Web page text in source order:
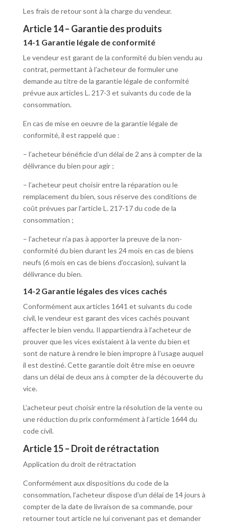
Les frais de retour sont à la charge du vendeur.
Article 14 – Garantie des produits
14-1 Garantie légale de conformité
Le vendeur est garant de la conformité du bien vendu au
contrat, permettant à l’acheteur de formuler une
demande au titre de la garantie légale de conformité
prévue aux articles L. 217-3 et suivants du code de la
consommation.
En cas de mise en oeuvre de la garantie légale de
conformité, il est rappelé que :
– l’acheteur bénéficie d’un délai de 2 ans à compter de la
délivrance du bien pour agir ;
– l’acheteur peut choisir entre la réparation ou le
remplacement du bien, sous réserve des conditions de
coût prévues par l’article L. 217-17 du code de la
consommation ;
– l’acheteur n’a pas à apporter la preuve de la non-
conformité du bien durant les 24 mois en cas de biens
neufs (6 mois en cas de biens d’occasion), suivant la
délivrance du bien.
14-2 Garantie légales des vices cachés
Conformément aux articles 1641 et suivants du code
civil, le vendeur est garant des vices cachés pouvant
affecter le bien vendu. Il appartiendra à l’acheteur de
prouver que les vices existaient à la vente du bien et
sont de nature à rendre le bien impropre à l’usage auquel
il est destiné. Cette garantie doit être mise en oeuvre
dans un délai de deux ans à compter de la découverte du
vice.
L’acheteur peut choisir entre la résolution de la vente ou
une réduction du prix conformément à l’article 1644 du
code civil.
Article 15 – Droit de rétractation
Application du droit de rétractation
Conformément aux dispositions du code de la
consommation, l’acheteur dispose d’un délai de 14 jours à
compter de la date de livraison de sa commande, pour
retourner tout article ne lui convenant pas et demander